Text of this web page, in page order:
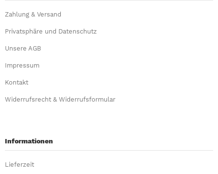
Zahlung & Versand
Privatsphäre und Datenschutz
Unsere AGB
Impressum
Kontakt
Widerrufsrecht & Widerrufsformular
Informationen
Lieferzeit